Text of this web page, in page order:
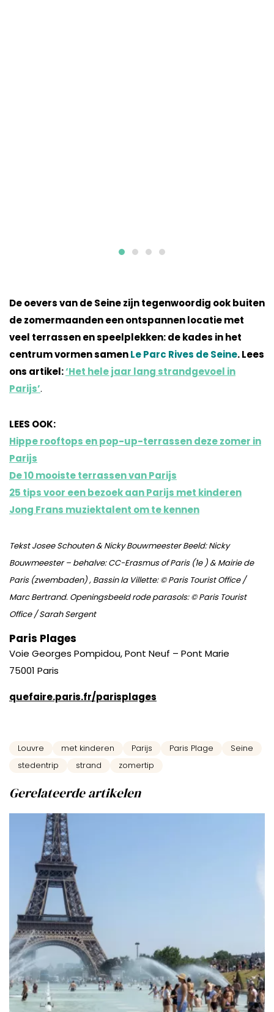
De oevers van de Seine zijn tegenwoordig ook buiten
de zomermaanden een ontspannen locatie met
veel terrassen en speelplekken: de kades in het
centrum vormen samenLe Parc Rives de Seine. Lees
ons artikel:‘Het hele jaar lang strandgevoel in
Parijs’.
LEES OOK:
Hippe rooftops en pop-up-terrassen deze zomer in
Parijs
De 10 mooiste terrassen van Parijs
25 tips voor een bezoek aan Parijs met kinderen
Jong Frans muziektalent om te kennen
Tekst Josee Schouten & Nicky Bouwmeester Beeld:Nicky
Bouwmeester – behalve: CC-Erasmus of Paris (1e ) & Mairie de
Paris (zwembaden) , Bassin la Villette: © Paris Tourist Office /
Marc Bertrand. Openingsbeeld rode parasols: © Paris Tourist
Office / Sarah Sergent
Paris Plages
Voie Georges Pompidou, Pont Neuf – Pont Marie
75001 Paris
quefaire.paris.fr/parisplages
Louvre met kinderen Parijs Paris Plage
Seine
stedentrip
strand zomertip
Gerelateerde artikelen